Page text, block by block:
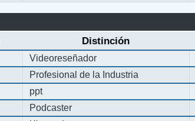
Distinción
Videoreseñador
Profesional de la Industria
ppt
Podcaster